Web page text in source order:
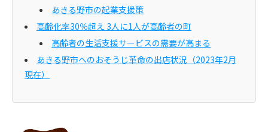
あきる野市の起業支援策
高齢化率30％超え 3人に1人が高齢者の町
高齢者の生活支援サービスの需要が高まる
あきる野市へのおそうじ革命の出店状況（2023年2月
現在）